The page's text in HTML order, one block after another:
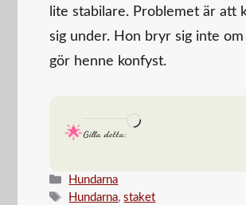
lite stabilare. Problemet är att
sig under. Hon bryr sig inte
gör henne konfyst.
Gilla detta:
Laddar
Kategorier
Hundarna
Etiketter
Hundarna,staket